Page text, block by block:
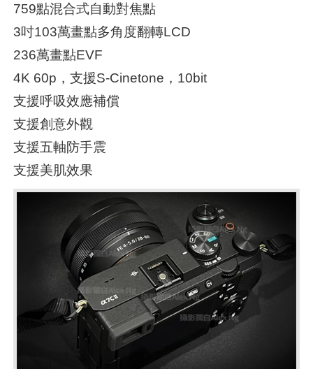
759點混合式自動對焦點
3吋103萬畫點多角度翻轉LCD
236萬畫點EVF
4K 60p，支援S-Cinetone，10bit
支援呼吸效應補償
支援創意外觀
支援五軸防手震
支援美肌效果